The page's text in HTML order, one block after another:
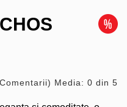
Media: 0 din 5